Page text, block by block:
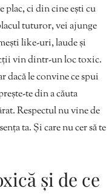
plac, ci din cine ești cu
tuturor, vei ajunge
like-uri, laude și
vin dintr-un loc toxic.
dacă le convine ce spui
te din a căuta
Respectul nu vine de
ta. Și care nu cer să te
și de ce